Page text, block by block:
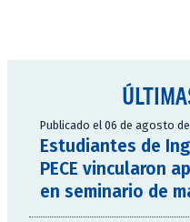
Publicado el 06 de agosto
Estudiantes de
PECE vincularon
en seminario de